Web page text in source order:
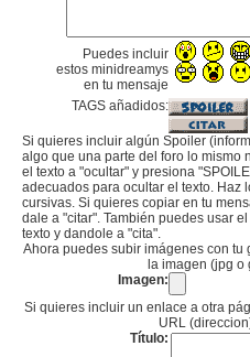
Puedes incluir
estos minidreamys
en tu mensaje
TAGS añadidos:
Si quieres incluir algún Spoiler
algo que una parte del foro lo mismo
el texto a "ocultar" y presiona
adecuados para ocultar el texto. Haz
cursivas. Si quieres copiar en tu
dale a "citar". También puedes usar
texto y dandole a "cita".
Ahora puedes subir imágenes con
la imagen (jpg o
Imagen:
Si quieres incluir un enlace a otra
URL
Título: